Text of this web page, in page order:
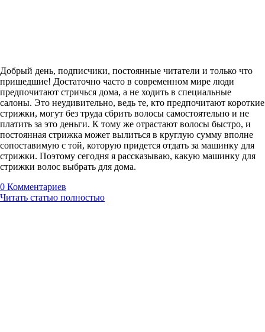
Добрый день, подписчики, постоянные читатели и только что
пришедшие! Достаточно часто в современном мире люди
предпочитают стричься дома, а не ходить в специальные
салоны. Это неудивительно, ведь те, кто предпочитают короткие
стрижки, могут без труда сбрить волосы самостоятельно и не
платить за это деньги. К тому же отрастают волосы быстро, и
постоянная стрижка может вылиться в круглую сумму вполне
сопоставимую с той, которую придется отдать за машинку для
стрижки. Поэтому сегодня я рассказываю, какую машинку для
стрижки волос выбрать для дома.
0 Комментариев
Читать статью полностью